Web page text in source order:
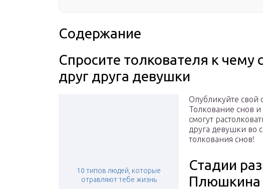
Содержание
Спросите толкователя к
друг друга девушки
10 типов людей, которые
отравляют тебе жизнь
Опубликуйте свой
Толкование снов
смогут
друга девушки во
толкования снов!
Стадии
Плюшкина